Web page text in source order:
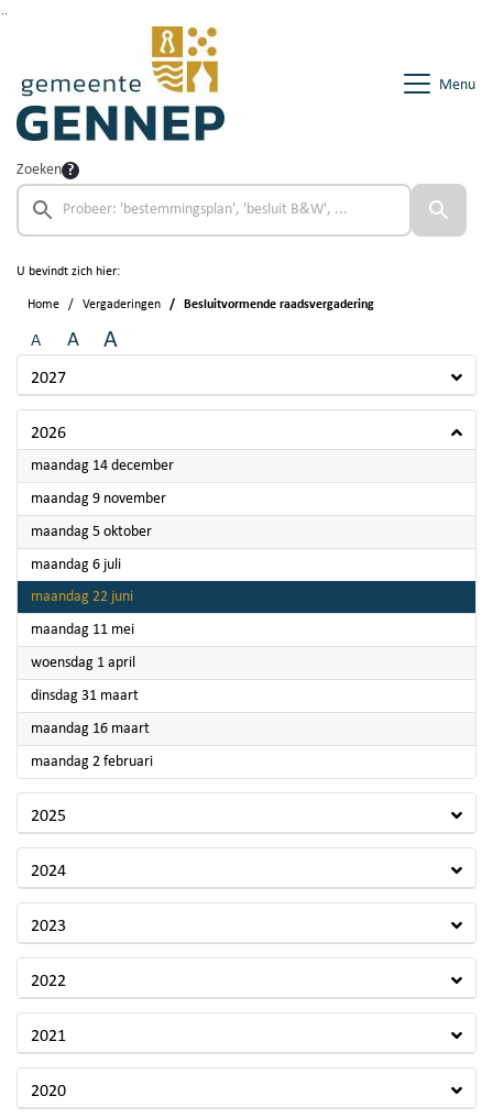
Menu
Zoeken
U bevindt zich hier:
Home Vergaderingen Besluitvormende raadsvergadering
A A A
2027
2026
maandag 14 december2026
maandag 9 november2026
maandag 5 oktober2026
maandag 6 juli2026
maandag 22 juni2026
maandag 11 mei2026
woensdag 1 april
dinsdag 31 maart2026
maandag 16 maart2026
maandag 2 februari2026
2025
2024
2023
2022
2021
2020